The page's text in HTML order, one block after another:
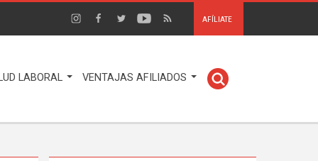
AFÍLIATE
LABORAL VENTAJAS AFILIADOS